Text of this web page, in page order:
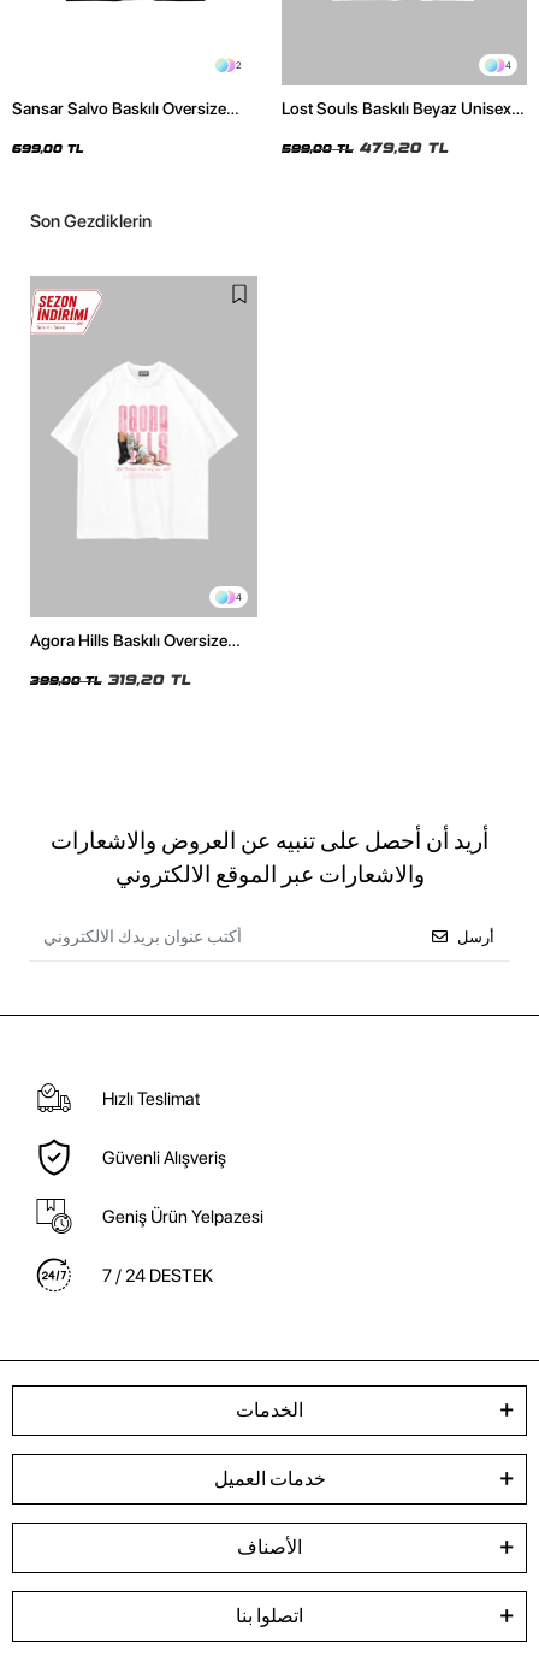
2
Sansar Salvo Baskılı Oversize
699,00 TL
4
Lost Souls Baskılı Beyaz Unisex
599,00 TL 479,20 TL
Son Gezdiklerin
4
Agora Hills Baskılı Oversize
399,00 TL 319,20 TL
أريد أن أحصل على تنبيه عن العروض والاشعارات
والاشعارات عبر الموقع الالكتروني
أرسل
Hızlı Teslimat
Güvenli Alışveriş
Geniş Ürün Yelpazesi
7 / 24 DESTEK
الخدمات
خدمات العميل
الأصناف
اتصلوا بنا